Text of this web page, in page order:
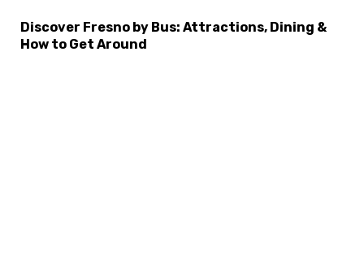
Discover Fresno by Bus: Attractions, Dining &
How to Get Around